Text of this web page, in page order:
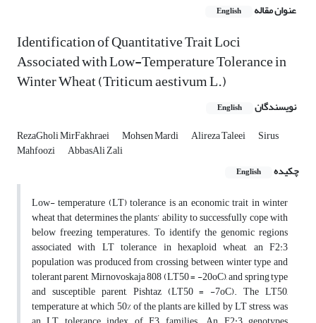
عنوان مقاله English
Identification of Quantitative Trait Loci
Associated with Low-Temperature Tolerance in
Winter Wheat (Triticum aestivum L.)
نویسندگان English
RezaGholi MirFakhraei Mohsen Mardi Alireza Taleei Sirus
Mahfoozi
AbbasAli Zali
چکیده
English
Low- temperature (LT) tolerance is an economic trait in winter
wheat that determines the plants’ ability to successfully cope with
below freezing temperatures. To identify the genomic regions
associated with LT tolerance in hexaploid wheat, an F2:3
population was produced from crossing between winter type and
tolerant parent, Mirnovoskaja 808 (LT50 = -20oC), and spring type
and susceptible parent, Pishtaz (LT50 = -7oC). The LT50,
temperature at which 50% of the plants are killed by LT stress, was